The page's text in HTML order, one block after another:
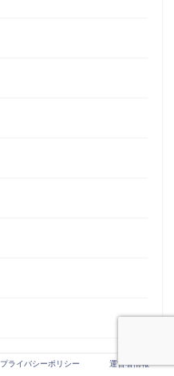
プライバシーポリシー 運営者情報